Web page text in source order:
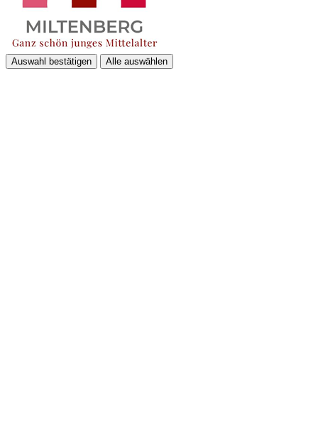
Auswahl bestätigen Alle auswählen